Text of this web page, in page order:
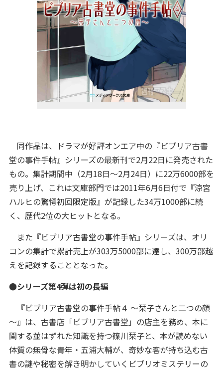
同作品は、ドラマが好評オンエア中の『ビブリア古書
堂の事件手帖』シリーズの最新刊で2月22日に発売された
もの。集計期間中（2月18日～2月24日）に22万6000部を
売り上げ、これは文庫部門では2011年6月6日付で『涼宮
ハルヒの驚愕初回限定版』が記録した34万1000部に続
く、歴代2位の大ヒットとなる。
また『ビブリア古書堂の事件手帖』シリーズは、オリ
コンの集計で累計売上が303万5000部に達し、300万部越
えを記録することとなった。
●シリーズ第4弾は初の長編
『ビブリア古書堂の事件手帖４ ～栞子さんと二つの顔
～』は、古書店「ビブリア古書堂」の店主を務め、本に
関する並はずれた知識を持つ篠川栞子と、本が読めない
体質の無骨な青年・五浦大輔が、奇妙な客が持ち込む古
書の謎や秘密を解き明かしていくビブリオミステリーの